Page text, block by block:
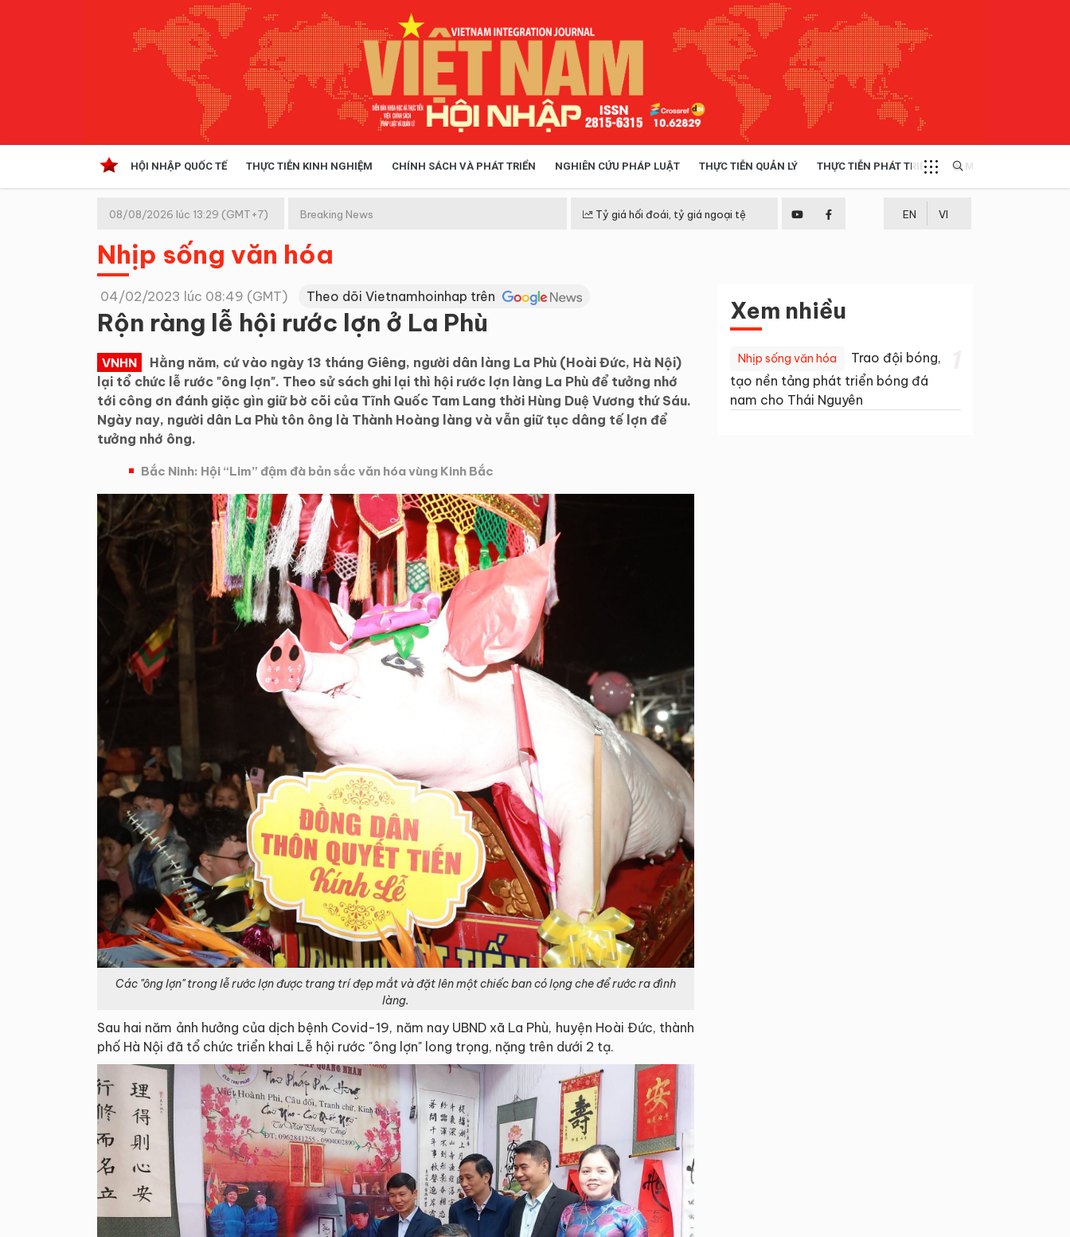
HỘI NHẬP QUỐC TẾ THỰC TIỄN KINH NGHIỆM CHÍNH SÁCH VÀ PHÁT TRIỂN NGHIÊN CỨU PHÁP LUẬT THỰC TIỄN QUẢN LÝ THỰC TIỄN PHÁT TRIỂN MULTIMEDIA
Kinh tế hội nhập
Doanh nghiệp
08/08/2026 lúc 13:29 (GMT+7) Breaking News Tỷ giá hối đoái, tỷ giá ngoại tệ EN VI
Nhịp sống văn hóa
04/02/2023 lúc 08:49 (GMT) Theo dõi Vietnamhoinhap trên
Rộn ràng lễ hội rước lợn ở La Phù
VNHN
Hằng năm, cứ vào ngày 13 tháng Giêng, người dân làng La Phù (Hoài Đức, Hà Nội)
lại tổ chức lễ rước "ông lợn". Theo sử sách ghi lại thì hội rước lợn làng La Phù để tưởng nhớ
tới công ơn đánh giặc gìn giữ bờ cõi của Tĩnh Quốc Tam Lang thời Hùng Duệ Vương thứ Sáu.
Ngày nay, người dân La Phù tôn ông là Thành Hoàng làng và vẫn giữ tục dâng tế lợn để
tưởng nhớ ông.
Bắc Ninh: Hội “Lim” đậm đà bản sắc văn hóa vùng Kinh Bắc
Các "ông lợn" trong lễ rước lợn được trang trí đẹp mắt và đặt lên một chiếc ban có lọng che để rước ra đình
làng.
Sau hai năm ảnh hưởng của dịch bệnh Covid-19, năm nay UBND xã La Phù, huyện Hoài Đức, thành
phố Hà Nội đã tổ chức triển khai Lễ hội rước "ông lợn" long trọng, nặng trên dưới 2 tạ.
Xem nhiều
Nhịp sống văn hóa
Trao đội bóng,
tạo nền tảng phát triển bóng đá
nam cho Thái Nguyên